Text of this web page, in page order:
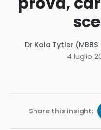
Dr Kola Tytler (MBBS
4 luglio
Share this insight: